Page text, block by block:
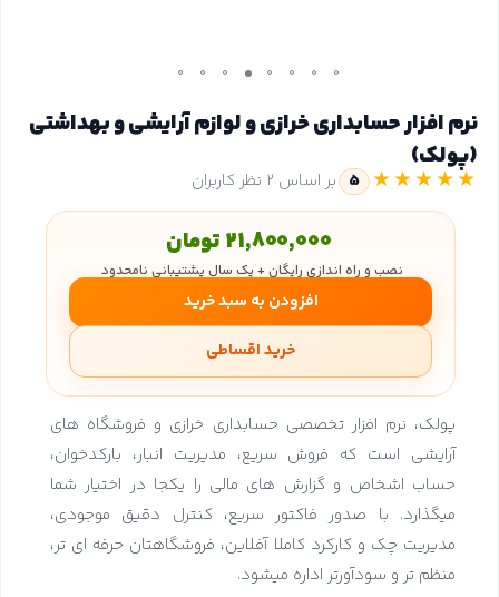
نرم افزار حسابداری خرازی و لوازم آرایشی و بهداشتی
(پولک)
★★★★★
5 بر اساس 2 نظر کاربران
نصب و راه اندازی رایگان + یک سال پشتیبانی نامحدود
افزودن به سبد خرید
خرید اقساطی
پولک، نرم افزار تخصصی حسابداری خرازی و فروشگاه های
آرایشی است که فروش سریع، مدیریت انبار، بارکدخوان،
حساب اشخاص و گزارش های مالی را یکجا در اختیار شما
میگذارد. با صدور فاکتور سریع، کنترل دقیق موجودی،
مدیریت چک و کارکرد کاملا آفلاین، فروشگاهتان حرفه ای تر،
منظم تر و سودآورتر اداره میشود.